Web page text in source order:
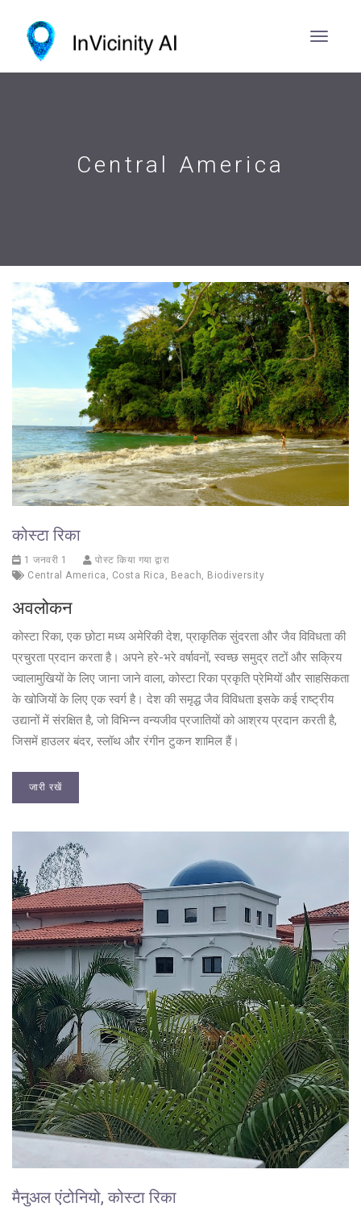
Central America
कोस्टा रिका
1 जनवरी 1
पोस्ट किया गया द्वारा
Central America , Costa Rica , Beach, Biodiversity
अवलोकन
कोस्टा रिका, एक छोटा मध्य अमेरिकी देश, प्राकृतिक सुंदरता और जैव विविधता की
प्रचुरता प्रदान करता है। अपने हरे-भरे वर्षावनों, स्वच्छ समुद्र तटों और सक्रिय
ज्वालामुखियों के लिए जाना जाने वाला, कोस्टा रिका प्रकृति प्रेमियों और साहसिकता
के खोजियों के लिए एक स्वर्ग है। देश की समृद्ध जैव विविधता इसके कई राष्ट्रीय
उद्यानों में संरक्षित है, जो विभिन्न वन्यजीव प्रजातियों को आश्रय प्रदान करती है,
जिसमें हाउलर बंदर, स्लॉथ और रंगीन टुकन शामिल हैं।
जारी रखें
मैनुअल एंटोनियो, कोस्टा रिका